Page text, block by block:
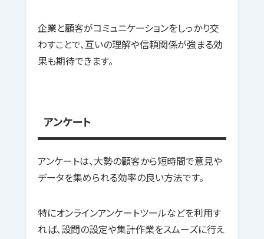
企業と顧客がコミュニケーションをしっかり交
わすことで、互いの理解や信頼関係が強まる効
果も期待できます。
アンケート
アンケートは、大勢の顧客から短時間で意見や
データを集められる効率の良い方法です。
特にオンラインアンケートツールなどを利用す
れば、設問の設定や集計作業をスムーズに行え